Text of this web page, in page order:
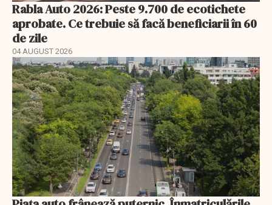
Rabla Auto 2026: Peste 9.700 de ecotichete
aprobate. Ce trebuie să facă beneficiarii în 60
de zile
04 AUGUST 2026